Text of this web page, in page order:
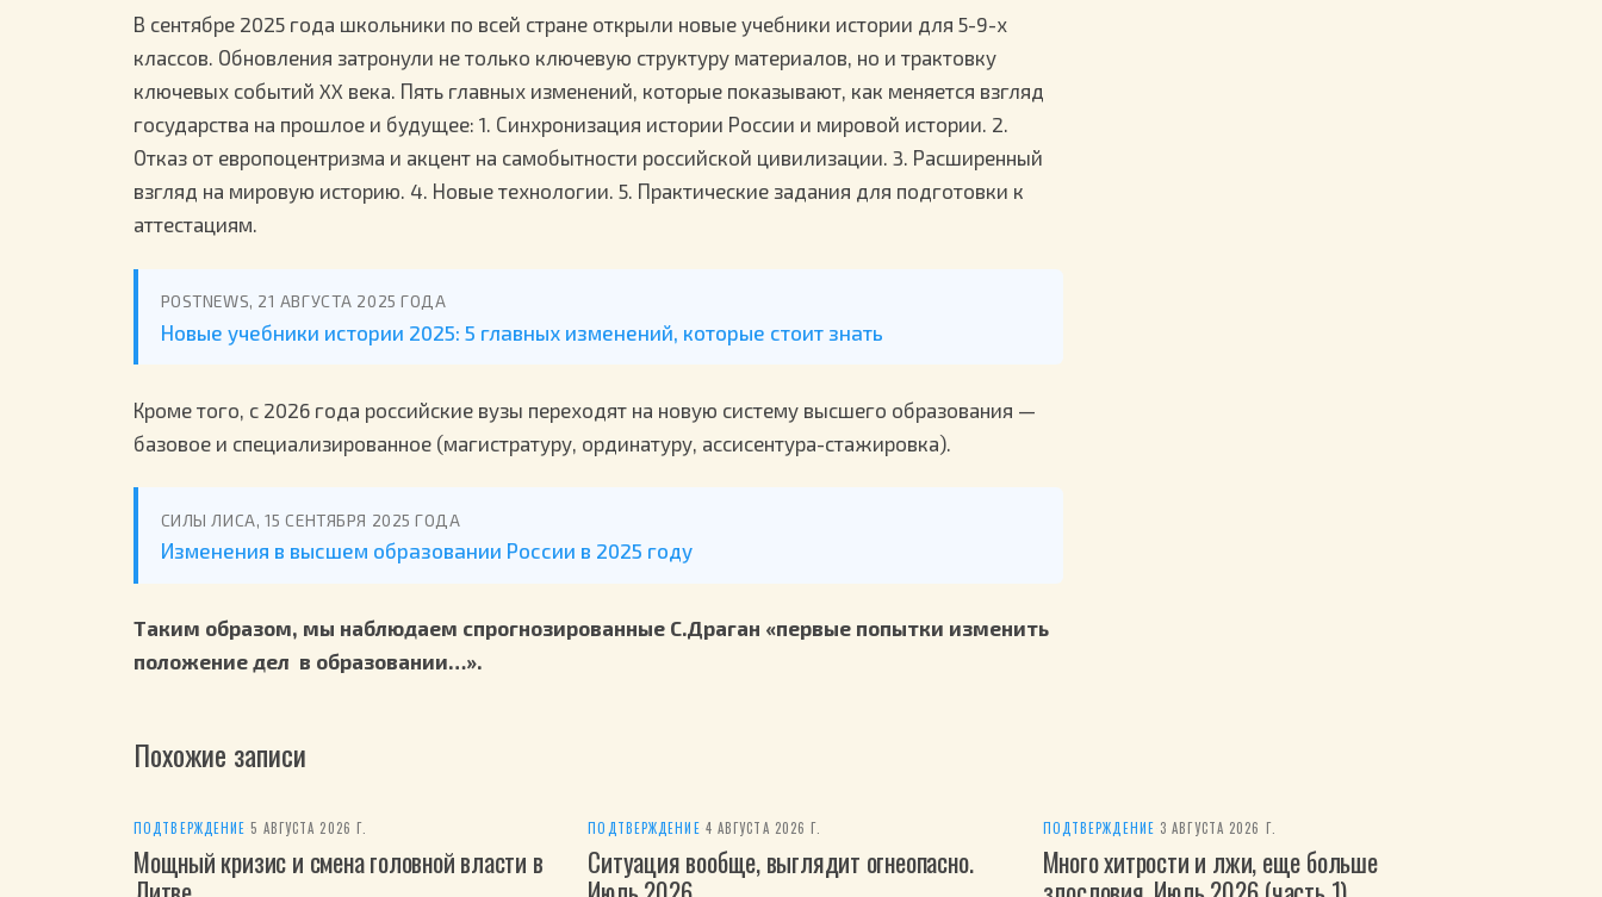
В сентябре 2025 года школьники по всей стране открыли новые учебники истории для 5-9-х
классов. Обновления затронули не только ключевую структуру материалов, но и трактовку
ключевых событий XX века. Пять главных изменений, которые показывают, как меняется взгляд
государства на прошлое и будущее: 1. Синхронизация истории России и мировой истории. 2.
Отказ от европоцентризма и акцент на самобытности российской цивилизации. 3. Расширенный
взгляд на мировую историю. 4. Новые технологии. 5. Практические задания для подготовки к
аттестациям.
POSTNEWS, 21 АВГУСТА 2025 ГОДА
Новые учебники истории 2025: 5 главных изменений, которые стоит знать
Кроме того, с 2026 года российские вузы переходят на новую систему высшего образования —
базовое и специализированное (магистратуру, ординатуру, ассисентура-стажировка).
СИЛЫ ЛИСА, 15 СЕНТЯБРЯ 2025 ГОДА
Изменения в высшем образовании России в 2025 году
Таким образом, мы наблюдаем спрогнозированные С.Драган «первые попытки изменить
положение дел в образовании…».
Похожие записи
ПОДТВЕРЖДЕНИЕ ·5 АВГУСТА 2026 Г.
Мощный кризис и смена головной власти в
ПОДТВЕРЖДЕНИЕ 4 АВГУСТА 2026 Г.
Ситуация вообще, выглядит огнеопасно.
ПОДТВЕРЖДЕНИЕ 3 АВГУСТА 2026 Г.
Много хитрости и лжи, еще больше